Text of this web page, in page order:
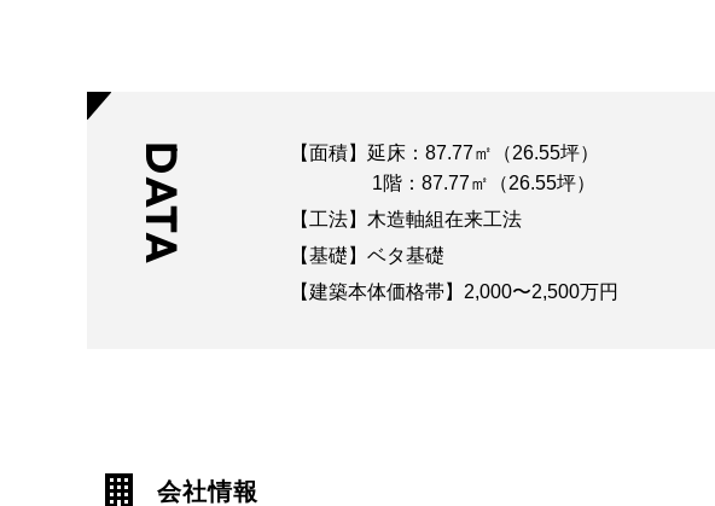
DATA
【面積】延床：87.77㎡（26.55坪）
1階：87.77㎡（26.55坪）
【工法】木造軸組在来工法
【基礎】ベタ基礎
【建築本体価格帯】2,000〜2,500万円
会社情報